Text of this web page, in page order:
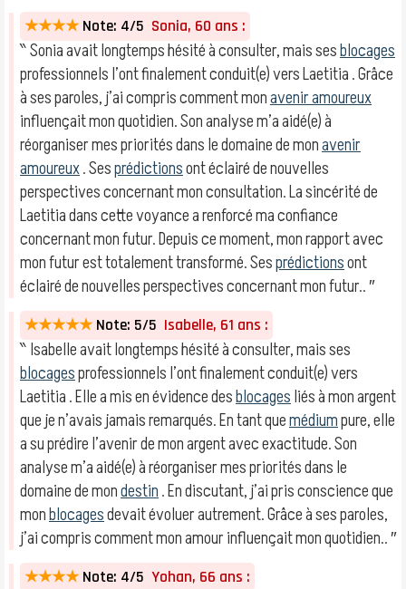
★★★★ Note: 4/5 Sonia, 60 ans :
‶ Sonia avait longtemps hésité à consulter, mais sesblocages
professionnels l’ont finalement conduit(e) vers Laetitia . Grâce
à ses paroles, j’ai compris comment monavenir amoureux
influençait mon quotidien. Son analyse m’a aidé(e) à
réorganiser mes priorités dans le domaine de monavenir
amoureux. Sesprédictionsont éclairé de nouvelles
perspectives concernant mon consultation. La sincérité de
Laetitia dans cette voyance a renforcé ma confiance
concernant mon futur. Depuis ce moment, mon rapport avec
mon futur est totalement transformé. Sesprédictionsont
éclairé de nouvelles perspectives concernant mon futur.. ″
★★★★★ Note: 5/5 Isabelle, 61 ans :
‶ Isabelle avait longtemps hésité à consulter, mais ses
blocagesprofessionnels l’ont finalement conduit(e) vers
Laetitia . Elle a mis en évidence desblocagesliés à mon argent
que je n’avais jamais remarqués. En tant quemédiumpure, elle
a su prédire l’avenir de mon argent avec exactitude. Son
analyse m’a aidé(e) à réorganiser mes priorités dans le
domaine de mondestin. En discutant, j’ai pris conscience que
monblocagesdevait évoluer autrement. Grâce à ses paroles,
j’ai compris comment mon amour influençait mon quotidien.. ″
★★★★ Note: 4/5 Yohan, 66 ans :